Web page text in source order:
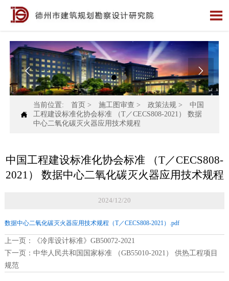

 

当前位置: 首页 > 施工图审查 > 政策法规>
中国
工程建设标准化协会标准 （T／CECS808-2021） 数据
中心二氧化碳灭火器应用技术规程
中国工程建设标准化协会标准 （T／CECS808-
2021） 数据中心二氧化碳灭火器应用技术规程
2024/12/20
数据中心二氧化碳灭火器应用技术规程（T／CECS808-2021）.pdf
上一页：
《冷库设计标准》GB50072-2021
下一页： 中华人民共和国国家标准 （GB55010-2021） 供热工程项目
规范